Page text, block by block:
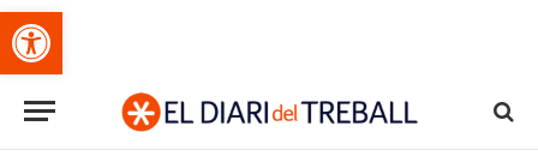
Obre la barra d'eines